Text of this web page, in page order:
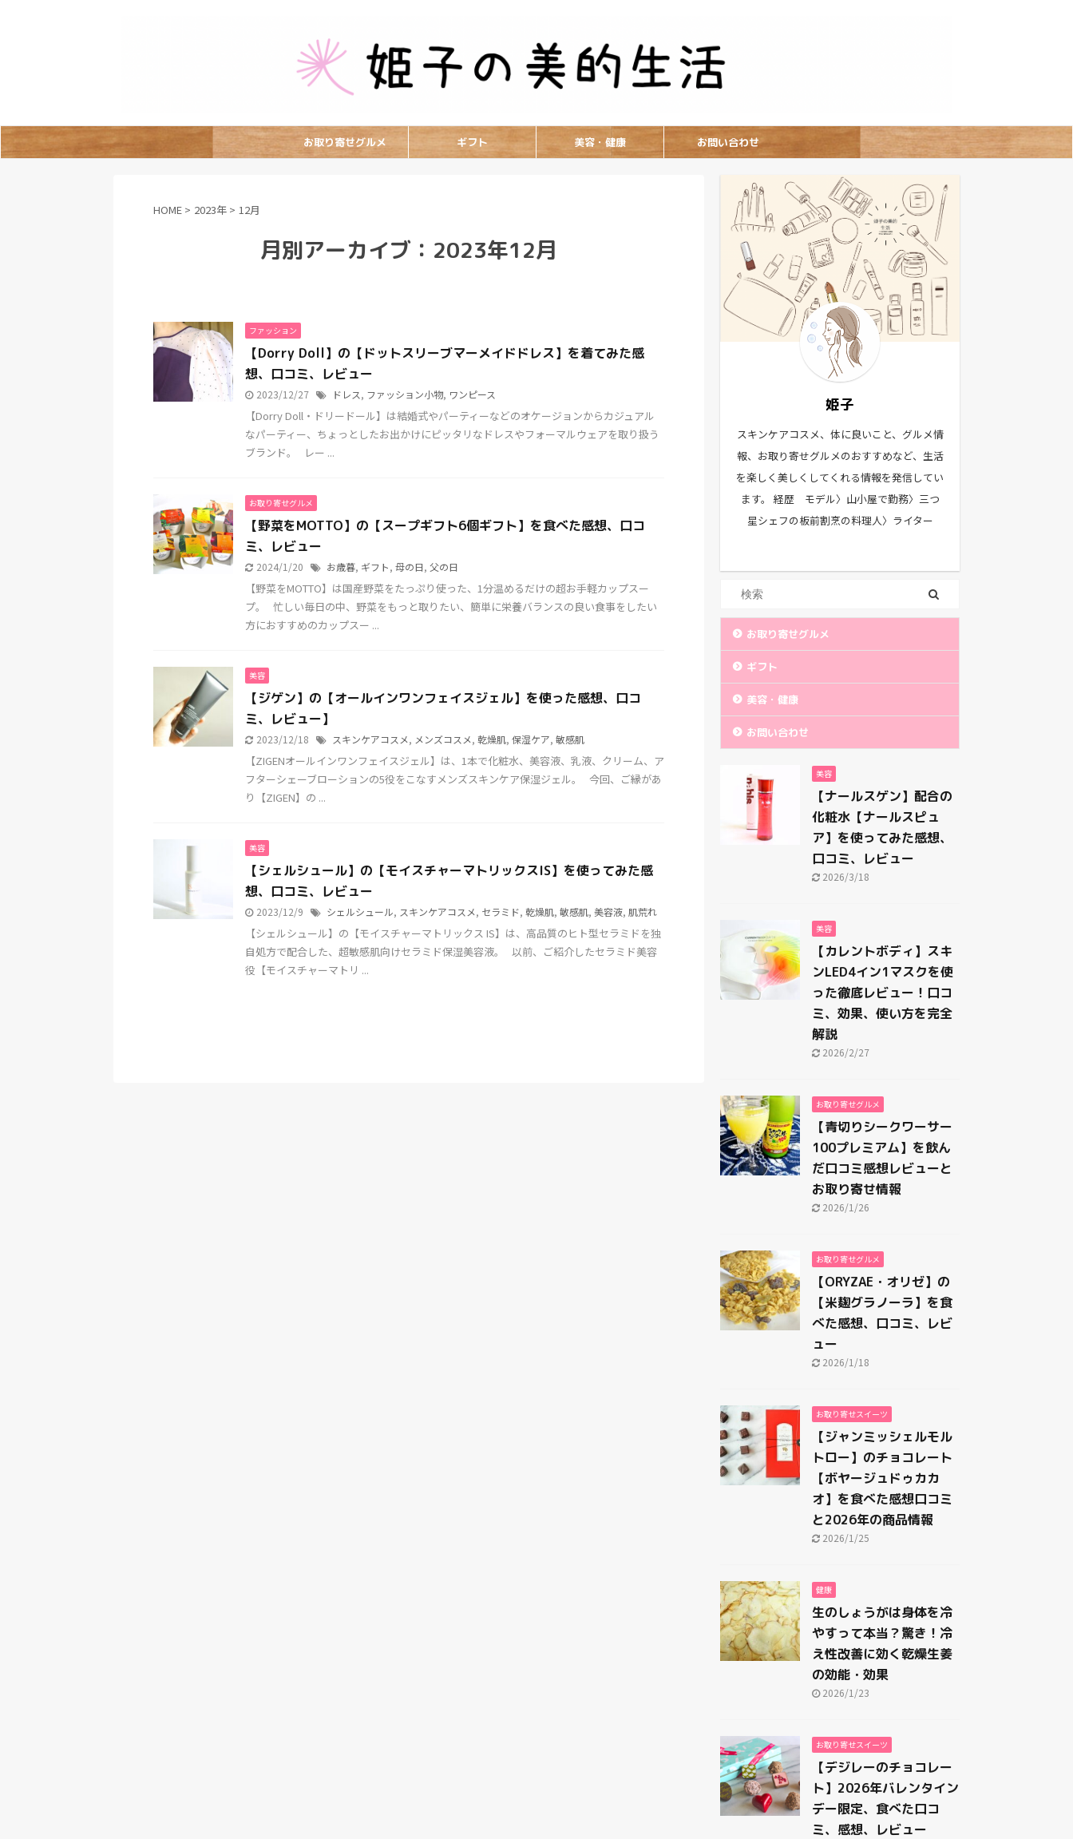
お取り寄せグルメ ギフト 美容・健康 お問い合わせ
HOME > 2023年 > 12月
月別アーカイブ：2023年12月
ファッション
【Dorry Doll】の【ドットスリーブマーメイドドレス】を着てみた感
想、口コミ、レビュー
2023/12/27 ドレス, ファッション小物, ワンピース
【Dorry Doll・ドリードール】は結婚式やパーティーなどのオケージョンからカジュアル
なパーティー、ちょっとしたお出かけにピッタリなドレスやフォーマルウェアを取り扱う
ブランド。 レー ...
お取り寄せグルメ
【野菜をMOTTO】の【スープギフト6個ギフト】を食べた感想、口コ
ミ、レビュー
2024/1/20 お歳暮, ギフト, 母の日, 父の日
【野菜をMOTTO】は国産野菜をたっぷり使った、1分温めるだけの超お手軽カップスー
プ。 忙しい毎日の中、野菜をもっと取りたい、簡単に栄養バランスの良い食事をしたい
方におすすめのカップスー ...
美容
【ジゲン】の【オールインワンフェイスジェル】を使った感想、口コ
ミ、レビュー】
2023/12/18 スキンケアコスメ, メンズコスメ, 乾燥肌, 保湿ケア, 敏感肌
【ZIGENオールインワンフェイスジェル】は、1本で化粧水、美容液、乳液、クリーム、ア
フターシェーブローションの5役をこなすメンズスキンケア保湿ジェル。 今回、ご縁があ
り【ZIGEN】の ...
美容
【シェルシュール】の【モイスチャーマトリックスIS】を使ってみた感
想、口コミ、レビュー
2023/12/9 シェルシュール, スキンケアコスメ, セラミド, 乾燥肌, 敏感肌, 美容液, 肌荒れ
【シェルシュール】の【モイスチャーマトリックス IS】は、高品質のヒト型セラミドを独
自処方で配合した、超敏感肌向けセラミド保湿美容液。 以前、ご紹介したセラミド美容
役【モイスチャーマトリ ...
姫子
スキンケアコスメ、体に良いこと、グルメ情
報、お取り寄せグルメのおすすめなど、生活
を楽しく美しくしてくれる情報を発信してい
ます。 経歴 モデル〉山小屋で勤務〉三つ
星シェフの板前割烹の料理人〉ライター
お取り寄せグルメ
ギフト
美容・健康
お問い合わせ
美容
【ナールスゲン】配合の
化粧水【ナールスピュ
ア】を使ってみた感想、
口コミ、レビュー
2026/3/18
美容
【カレントボディ】スキ
ンLED4イン1マスクを使
った徹底レビュー！口コ
ミ、効果、使い方を完全
解説
2026/2/27
お取り寄せグルメ
【青切りシークワーサー
100プレミアム】を飲ん
だ口コミ感想レビューと
お取り寄せ情報
2026/1/26
お取り寄せグルメ
【ORYZAE・オリゼ】の
【米麹グラノーラ】を食
べた感想、口コミ、レビ
ュー
2026/1/18
お取り寄せスイーツ
【ジャンミッシェルモル
トロー】のチョコレート
【ボヤージュドゥカカ
オ】を食べた感想口コミ
と2026年の商品情報
2026/1/25
健康
生のしょうがは身体を冷
やすって本当？驚き！冷
え性改善に効く乾燥生姜
の効能・効果
2026/1/23
お取り寄せスイーツ
【デジレーのチョコレー
ト】2026年バレンタイン
デー限定、食べた口コ
ミ、感想、レビュー